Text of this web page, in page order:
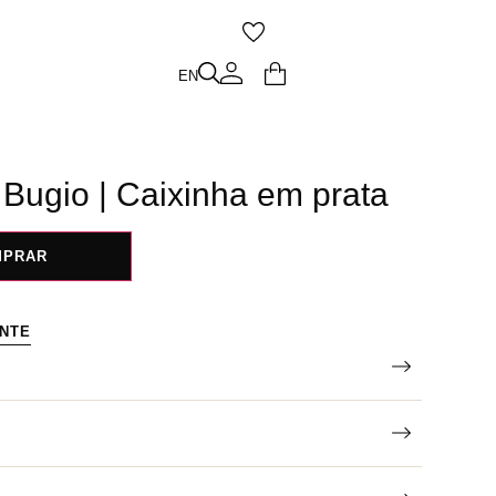
EN
| Caixinha em prata